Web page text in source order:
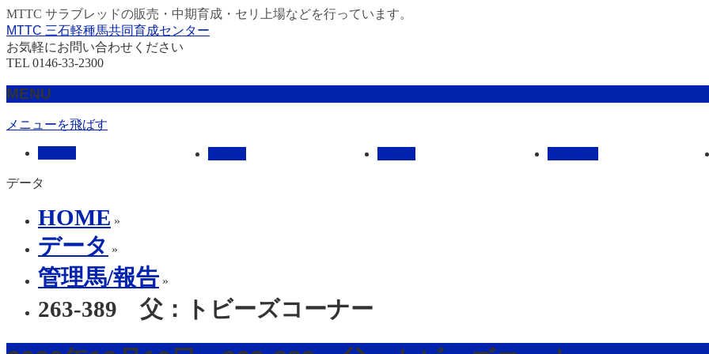
MTTC サラブレッドの販売・中期育成・セリ上場などを行っています。
MTTC 三石軽種馬共同育成センター
お気軽にお問い合わせください
TEL 0146-33-2300
MENU
メニューを飛ばす
データ
HOME »
データ »
管理馬/報告 »
263-389 父：トビーズコーナー